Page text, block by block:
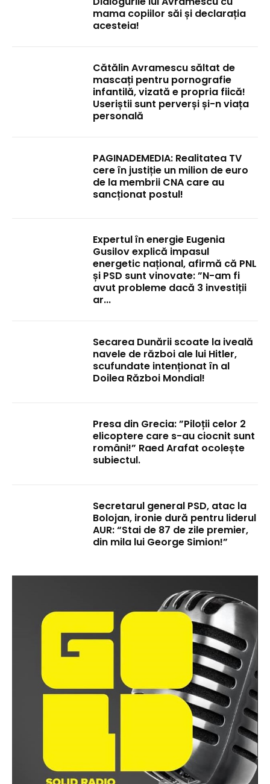
mama copiilor săi și declarația
acesteia!
Cătălin Avramescu săltat de
mascați pentru pornografie
infantilă, vizată e propria fiică!
Useriștii sunt perverși și-n viața
personală
PAGINADEMEDIA: Realitatea TV
cere în justiție un milion de euro
de la membrii CNA care au
sancționat postul!
Expertul în energie Eugenia
Gusilov explică impasul
energetic național, afirmă că PNL
și PSD sunt vinovate: ”N-am fi
avut probleme dacă 3 investiții
ar...
Secarea Dunării scoate la iveală
navele de război ale lui Hitler,
scufundate intenționat în al
Doilea Război Mondial!
Presa din Grecia: ”Piloții celor 2
elicoptere care s-au ciocnit sunt
români!” Raed Arafat ocolește
subiectul.
Secretarul general PSD, atac la
Bolojan, ironie dură pentru liderul
AUR: “Stai de 87 de zile premier,
din mila lui George Simion!”